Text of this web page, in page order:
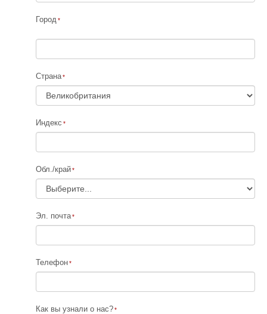
Город
Страна
Индекс
Обл./край
Эл. почта
Телефон
Как вы узнали о нас?